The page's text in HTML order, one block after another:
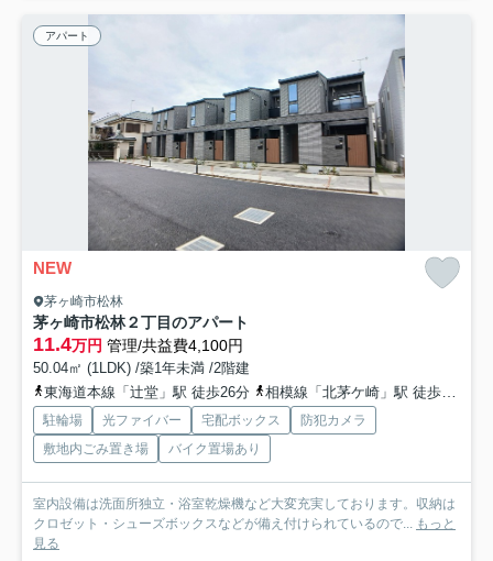
アパート
NEW
茅ヶ崎市松林
茅ヶ崎市松林２丁目のアパート
11.4万円 管理/共益費4,100円
50.04㎡ (1LDK) /築1年未満 /2階建
東海道本線「辻堂」駅 徒歩26分
相模線「北茅ケ崎」駅 徒歩26分
駐輪場 光ファイバー 宅配ボックス
防犯カメラ
敷地内ごみ置き場
バイク置場あり
室内設備は洗面所独立・浴室乾燥機など大変充実しております。収納は
クロゼット・シューズボックスなどが備え付けられているので... もっと
見る